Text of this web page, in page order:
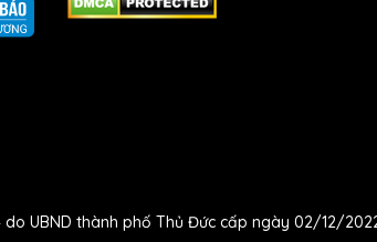
do UBND thành phố Thủ Đức cấp ngày 02/12/